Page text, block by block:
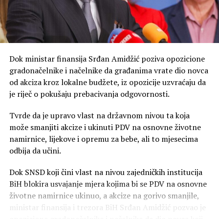
toga imamo znatno manje padavina, u januaru 440 litara
po metru kvadratnom, a u ostalih pet mjeseci imamo
287 litara – naveo je Duško Vujović, rukovodilac sektora
za upravljanje proizvodnjom i vodama ZP
Trenutni dotoci su minorni u odnosu na potrošnju. Kota
hidroakumulacije “Bileća” je niža jedanaest metara u
odnosu na plan.
– Ona može da radio još 30, 40 dana, imamo remont
Hidroelektrana na Trebišnjici, koji će trajati preko
mjesec dana, crpimo naše kapacitete, vjerujem da će u
oktobru krenuti drugačije – kaže Petrović, navodi
Tada se očekuje povratak Termoelektrane Ugljevik u
proizuvodnju. Iznenađenja sa sušom neće biti –
procjenjuje se da će potrajato do kraja septembra, pa je
Dok ministar finansija Srđan Amidžić poziva opozicione
gradonačelnike i načelnike da građanima vrate dio novca
od akciza kroz lokalne budžete, iz opozicije uzvraćaju da
je riječ o pokušaju prebacivanja odgovornosti.
Tvrde da je upravo vlast na državnom nivou ta koja
može smanjiti akcize i ukinuti PDV na osnovne životne
namirnice, lijekove i opremu za bebe, ali to mjesecima
odbija da učini.
Dok SNSD koji čini vlast na nivou zajedničkih institucija
BiH blokira usvajanje mjera kojima bi se PDV na osnovne
životne namirnice ukinuo, a akcize na gorivo smanjile,
ministar finansija i trezora BiH Srđan Amidžić pozvao je